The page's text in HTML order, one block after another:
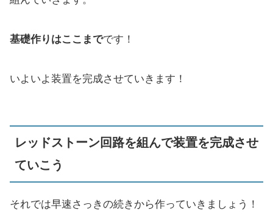
基礎作りはここまでです！
いよいよ装置を完成させていきます！
レッドストーン回路を組んで装置を完成させ
ていこう
それでは早速さっきの続きから作っていきましょう！